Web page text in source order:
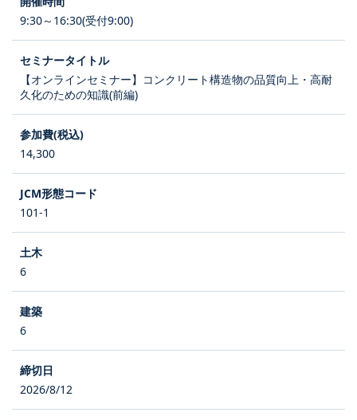
9:30～16:30(受付9:00)
【オンラインセミナー】コンクリート構造物の品質向上・高耐
久化のための知識(前編)
14,300
101-1
6
6
2026/8/12